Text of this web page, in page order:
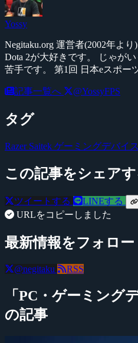
Yossy
Negitaku.org 運営者(2002年より
Dota 2が大好きです。 じゃが
苦手です。 第1回 日本eスポー
記事一覧へ @YossyFPS
タグ
Razer Saitek ゲーミングデバイス
この記事をシェアす
ツイートする LINEする
URLをコピーしました
最新情報をフォロー
@negitaku RSS
「PC・ゲーミング
の記事